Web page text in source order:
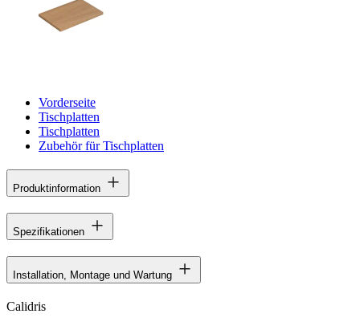
Vorderseite
Tischplatten
Tischplatten
Zubehör für Tischplatten
Produktinformation
Spezifikationen
Installation, Montage und Wartung
Calidris